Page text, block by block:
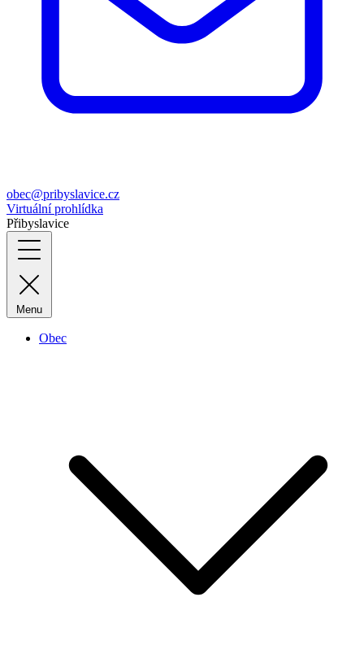
obec@pribyslavice.cz
Virtuální prohlídka
Přibyslavice
Menu
Obec